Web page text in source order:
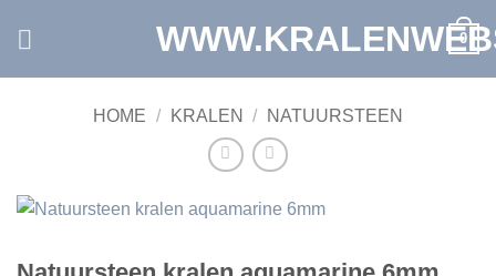
0
HOME / KRALEN / NATUURSTEEN